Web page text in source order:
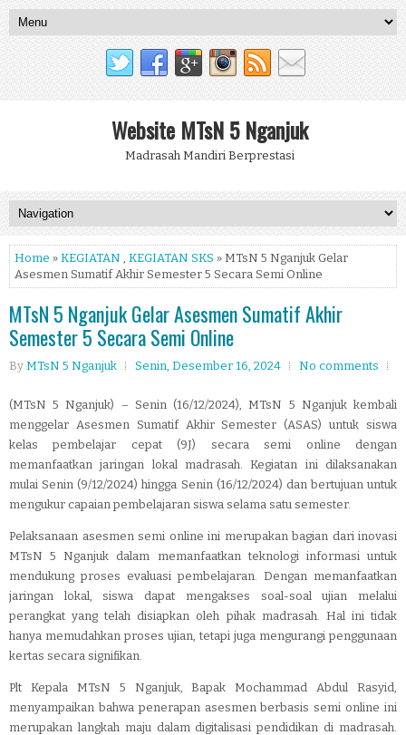
Website MTsN 5 Nganjuk
Madrasah Mandiri Berprestasi
Home » KEGIATAN , KEGIATAN SKS » MTsN 5 Nganjuk Gelar
Asesmen Sumatif Akhir Semester 5 Secara Semi Online
MTsN 5 Nganjuk Gelar Asesmen Sumatif Akhir
Semester 5 Secara Semi Online
By MTsN 5 Nganjuk Senin, Desember 16, 2024 No comments
(MTsN 5 Nganjuk) – Senin (16/12/2024), MTsN 5 Nganjuk kembali
menggelar Asesmen Sumatif Akhir Semester (ASAS) untuk siswa
kelas pembelajar cepat (9J) secara semi online dengan
memanfaatkan jaringan lokal madrasah. Kegiatan ini dilaksanakan
mulai Senin (9/12/2024) hingga Senin (16/12/2024) dan bertujuan untuk
mengukur capaian pembelajaran siswa selama satu semester.
Pelaksanaan asesmen semi online ini merupakan bagian dari inovasi
MTsN 5 Nganjuk dalam memanfaatkan teknologi informasi untuk
mendukung proses evaluasi pembelajaran. Dengan memanfaatkan
jaringan lokal, siswa dapat mengakses soal-soal ujian melalui
perangkat yang telah disiapkan oleh pihak madrasah. Hal ini tidak
hanya memudahkan proses ujian, tetapi juga mengurangi penggunaan
kertas secara signifikan.
Plt Kepala MTsN 5 Nganjuk, Bapak Mochammad Abdul Rasyid,
menyampaikan bahwa penerapan asesmen berbasis semi online ini
merupakan langkah maju dalam digitalisasi pendidikan di madrasah.